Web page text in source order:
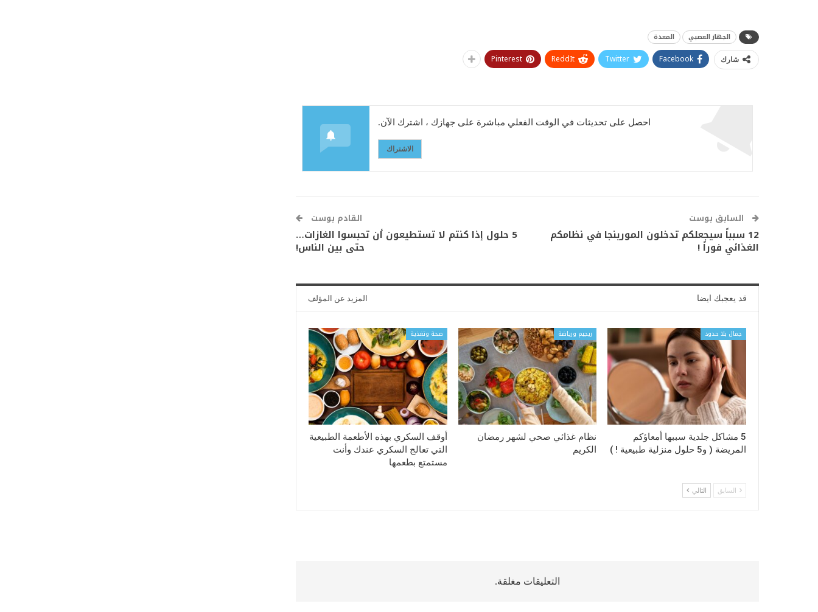
الجهاز العصبي المعدة
شارك Facebook
Twitter
ReddIt
Pinterest
احصل على تحديثات في الوقت الفعلي مباشرة على جهازك ، اشترك الآن.
الاشتراك
السابق بوست
12 سبباً سيجعلكم تدخلون المورينجا في نظامكم
الغذائي فوراً !
القادم بوست
5 حلول إذا كنتم لا تستطيعون أن تحبسوا الغازات…
حتى بين الناس!
قد يعجبك ايضا المزيد عن المؤلف
جمال بلا حدود
5 مشاكل جلدية سببها أمعاؤكم
المريضة ( و5 حلول منزلية طبيعية ! )
ريجيم ورياضة
نظام غذائي صحي لشهر رمضان
الكريم
صحة وتغذية
أوقف السكري بهذه الأطعمة الطبيعية
التي تعالج السكري عندك وأنت
مستمتع بطعمها
السابق التالي
التعليقات مغلقة.